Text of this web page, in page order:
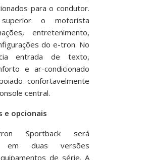
para o condutor.
o motorista
entretenimento,
do e-tron. No
entrada de texto,
e ar-condicionado
confortavelmente
central.
e opcionais
Sportback será
em duas versões
de série. A